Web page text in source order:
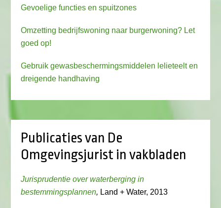
Gevoelige functies en spuitzones
Omzetting bedrijfswoning naar burgerwoning? Let
goed op!
Gebruik gewasbeschermingsmiddelen lelieteelt en
dreigende handhaving
Publicaties van De
Omgevingsjurist in vakbladen
Jurisprudentie over waterberging in
bestemmingsplannen, Land + Water, 2013